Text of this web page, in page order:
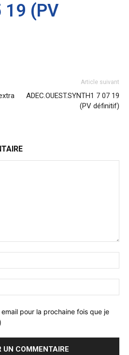
19 (PV
Article suivant
ADEC.OUEST.SYNTH1 7 07 19
(PV définitif)
pour la prochaine fois que je